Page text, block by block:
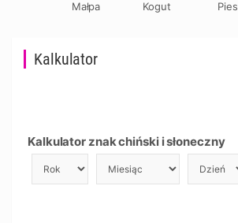
Kalkulator
Kalkulator znak chiński i słoneczny
Małpa Kogut Pies